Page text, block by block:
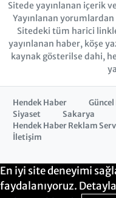
Sitede yayınlanan içerik
Yayınlanan
Sitedeki tüm harici
yayınlanan haber, köşe
kaynak gösterilse dahi,
Hendek Haber
Siyaset
Sakarya
Hendek Haber Reklam
İletişim
En iyi site deneyimi
faydalanıyoruz.